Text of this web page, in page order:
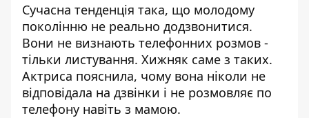
Сучасна тенденція така, що молодому
поколінню не реально додзвонитися.
Вони не визнають телефонних розмов -
тільки листування. Хижняк саме з таких.
Актриса пояснила, чому вона ніколи не
відповідала на дзвінки і не розмовляє по
телефону навіть з мамою.